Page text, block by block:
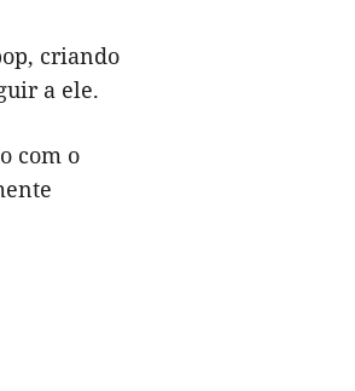
criando
a ele.
com o